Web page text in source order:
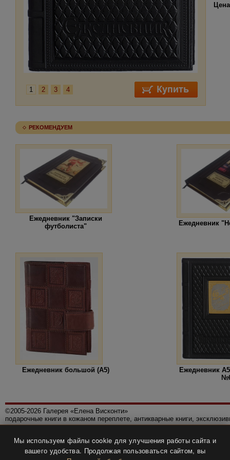
1 2 3 4
РЕКОМЕНДУЕМ
Ежедневник "Записки
футболиста"
Ежедневник
Ежедневник большой (А5)
Ежедневник
©2005-2026 Галерея «Елена Висконти»
подарочные книги в кожаном переплете, антикварные книги,
Политика конфиденциальности
Все права защищены.
Мы используем файлы cookie для улучшения работы сайта и
вашего удобства. Продолжая пользоваться сайтом, вы